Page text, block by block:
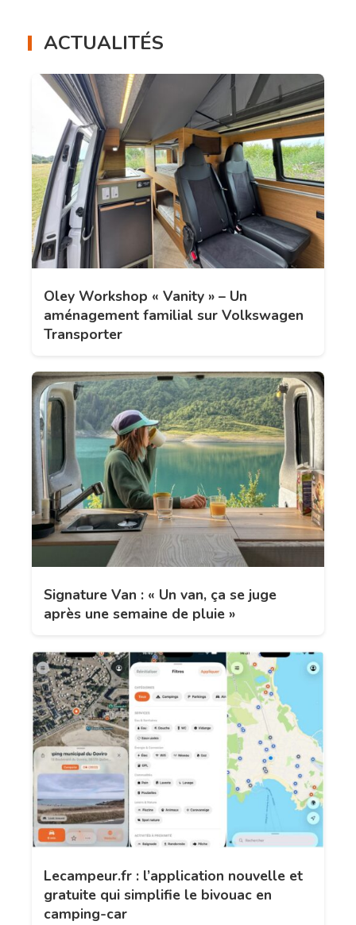
ACTUALITÉS
Oley Workshop « Vanity » – Un
aménagement familial sur Volkswagen
Transporter
Signature Van : « Un van, ça se juge
après une semaine de pluie »
Lecampeur.fr : l’application nouvelle et
gratuite qui simplifie le bivouac en
camping-car